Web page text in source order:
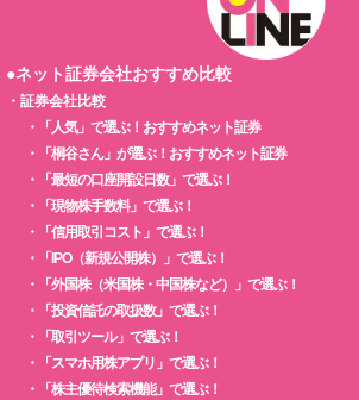
●ネット証券会社おすすめ比較
・ 証券会社比較
・
「人気」で選ぶ！おすすめネット証券
・
「桐谷さん」が選ぶ！おすすめネット証券
・
「最短の口座開設日数」で選ぶ！
・
「現物株手数料」で選ぶ！
・
「信用取引コスト」で選ぶ！
・
「IPO（新規公開株）」で選ぶ！
・
「外国株（米国株・中国株など）」で選ぶ！
・
「投資信託の取扱数」で選ぶ！
・
「取引ツール」で選ぶ！
・
「スマホ用株アプリ」で選ぶ！
・
「株主優待検索機能」で選ぶ！